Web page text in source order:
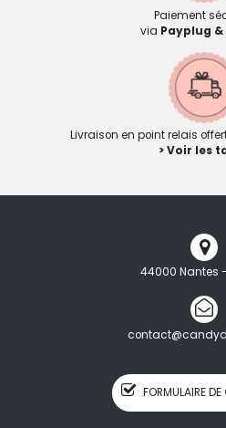
Paiement
via Payplug
Livraison en point relais
> Voir les
44000 Nantes
FORMULAIRE DE